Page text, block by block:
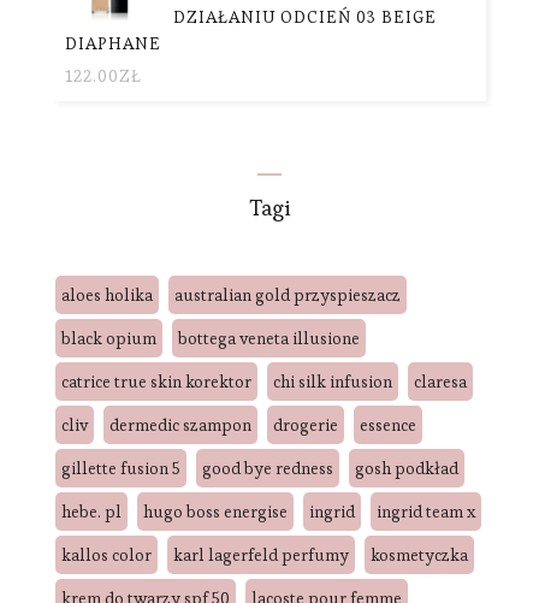
DZIAŁANIU ODCIEŃ 03 BEIGE
DIAPHANE
122.00ZŁ
Tagi
aloes holika
australian gold przyspieszacz
black opium
bottega veneta illusione
catrice true skin korektor
chi silk infusion
claresa
cliv
dermedic szampon drogerie
essence
gillette fusion 5
good bye redness
gosh podkład
hebe. pl
hugo boss energise ingrid
ingrid team x
kallos color
karl lagerfeld perfumy
kosmetyczka
krem do twarzy spf 50
lacoste pour femme